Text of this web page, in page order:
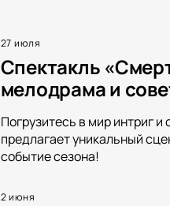
27 июля
Спектакль
мелодрама и
Погрузитесь в мир интриг
предлагает уникальный
событие сезона!
2 июня